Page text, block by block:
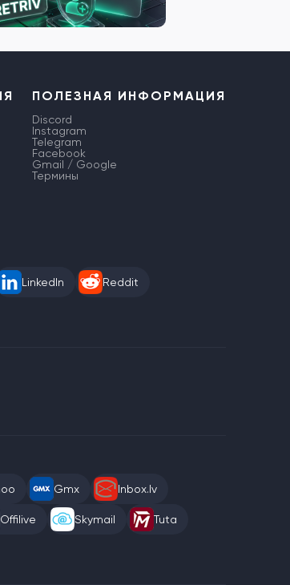
ПОЛЕЗНАЯ ИНФОРМАЦИЯ
Discord
Instagram
Telegram
Facebook
Gmail / Google
Термины
LinkedIn Reddit
Gmx Inbox.lv
Offilive Skymail Tuta